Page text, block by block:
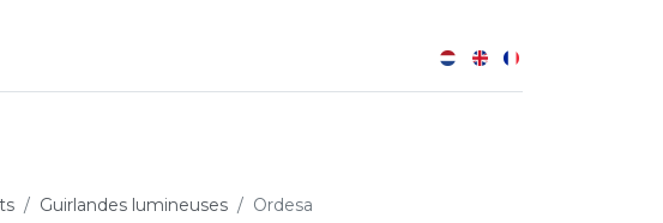
Guirlandes lumineuses Ordesa